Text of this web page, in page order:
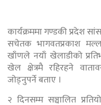
कार्यक्रममा गण्डकी प्रदेश
सचेतक भागवतप्रकाश
खाँणले नयाँ खेलाडीको
खेल क्षेत्रमै रहिरहने
जोड्नुपर्ने बताए ।
२ दिनसम्म सञ्चालित